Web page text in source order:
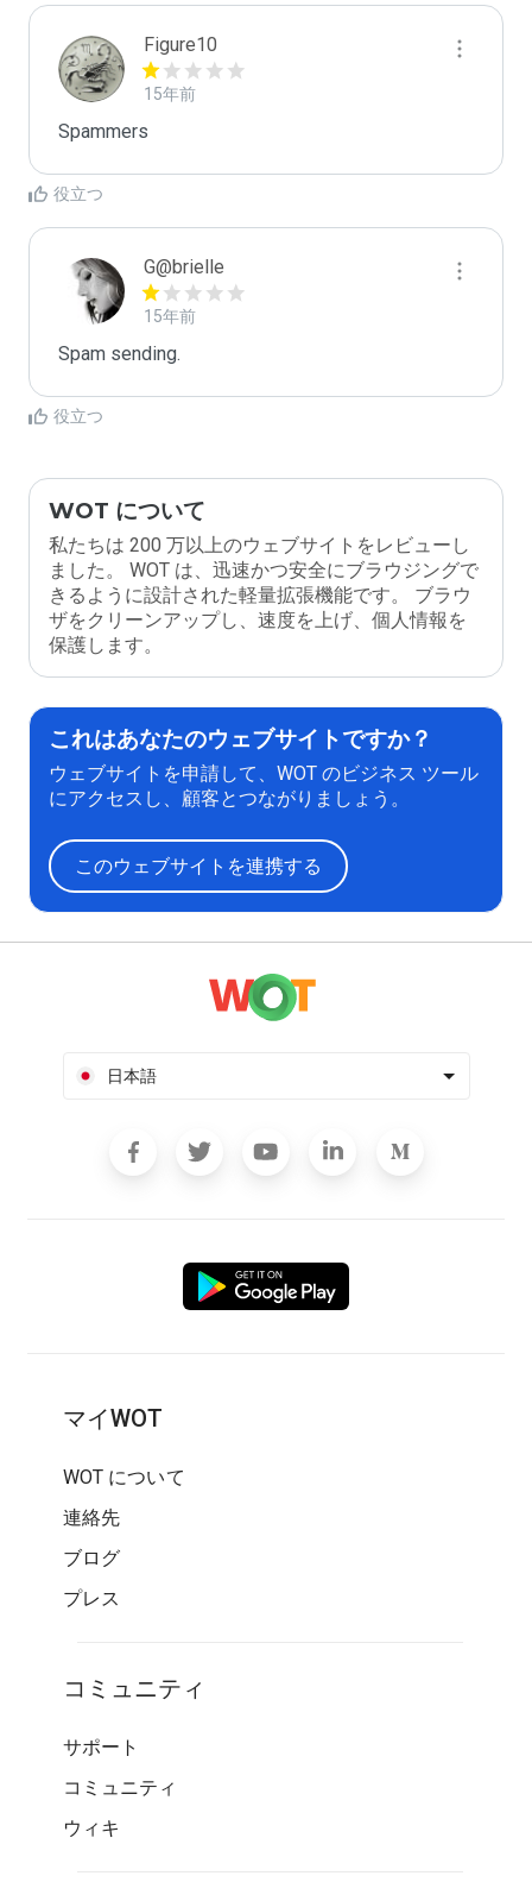
Figure10
15年前
Spammers
役立つ
G@brielle
15年前
Spam sending.
役立つ
WOT について
私たちは 200 万以上のウェブサイトをレビューし
ました。 WOT は、迅速かつ安全にブラウジングで
きるように設計された軽量拡張機能です。 ブラウ
ザをクリーンアップし、速度を上げ、個人情報を
保護します。
これはあなたのウェブサイトですか？
ウェブサイトを申請して、WOT のビジネス ツール
にアクセスし、顧客とつながりましょう。
このウェブサイトを連携する
日本語
マイWOT
WOT について
連絡先
ブログ
プレス
コミュニティ
サポート
コミュニティ
ウィキ